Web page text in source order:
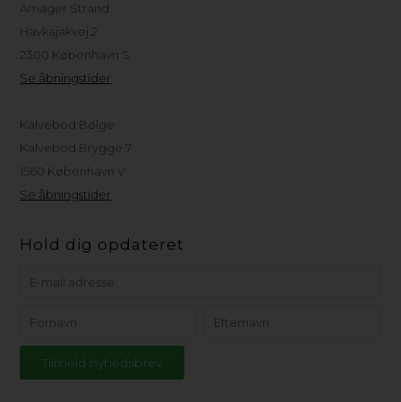
Amager Strand
Havkajakvej 2
2300 København S
Se åbningstider
Kalvebod Bølge
Kalvebod Brygge 7
1560 København V
Se åbningstider
Hold dig opdateret